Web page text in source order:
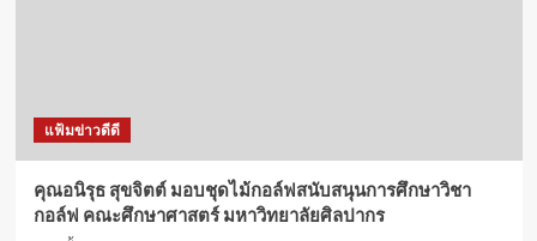
แฟ้มข่าวดีดี
คุณอนิรุธ สุขจิตต์ มอบชุดไม้กอล์ฟสนับสนุนการศึกษาวิชา
กอล์ฟ คณะศึกษาศาสตร์ มหาวิทยาลัยศิลปากร